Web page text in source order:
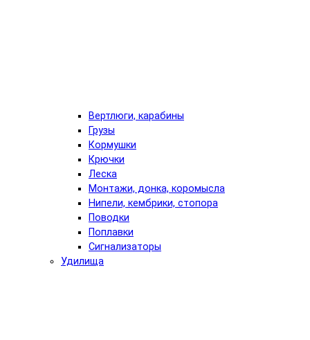
Вертлюги, карабины
Грузы
Кормушки
Крючки
Леска
Монтажи, донка, коромысла
Нипели, кембрики, стопора
Поводки
Поплавки
Сигнализаторы
Удилища